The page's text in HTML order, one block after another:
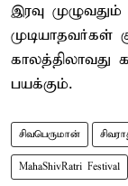
இரவு
காலத்திலாவது
பயக்கும்.
சிவபெருமான்
MahaShivRatri Festival